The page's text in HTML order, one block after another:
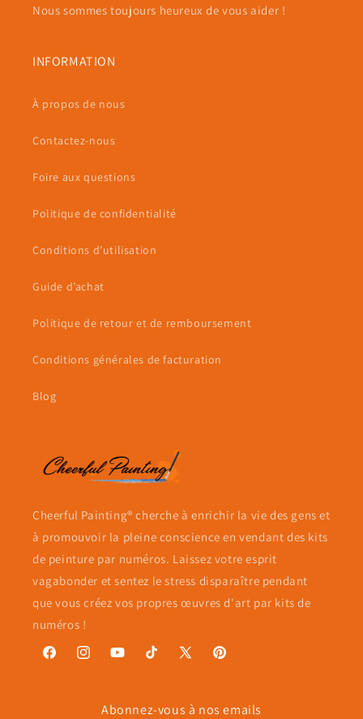
Nous sommes toujours heureux de vous aider !
INFORMATION
À propos de nous
Contactez-nous
Foire aux questions
Politique de confidentialité
Conditions d’utilisation
Guide d’achat
Politique de retour et de remboursement
Conditions générales de facturation
Blog
Cheerful Painting® cherche à enrichir la vie des gens et
à promouvoir la pleine conscience en vendant des kits
de peinture par numéros. Laissez votre esprit
vagabonder et sentez le stress disparaître pendant
que vous créez vos propres œuvres d'art par kits de
numéros !
FacebookInstagramYouTubeTikTok
X
Pinterest
Abonnez-vous à nos emails